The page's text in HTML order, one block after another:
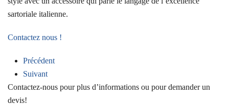
sartoriale italienne.
Contactez nous !
Précédent
Suivant
Contactez-nous pour plus d’informations ou pour demander un
devis!